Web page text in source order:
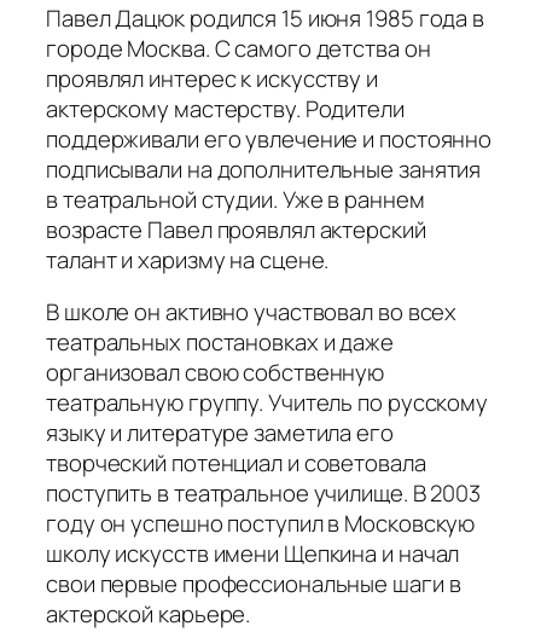
Павел Дацюк родился 15 июня 1985 года в
городе Москва. С самого детства он
проявлял интерес к искусству и
актерскому мастерству. Родители
поддерживали его увлечение и постоянно
подписывали на дополнительные занятия
в театральной студии. Уже в раннем
возрасте Павел проявлял актерский
талант и харизму на сцене.
В школе он активно участвовал во всех
театральных постановках и даже
организовал свою собственную
театральную группу. Учитель по русскому
языку и литературе заметила его
творческий потенциал и советовала
поступить в театральное училище. В 2003
году он успешно поступил в Московскую
школу искусств имени Щепкина и начал
свои первые профессиональные шаги в
актерской карьере.